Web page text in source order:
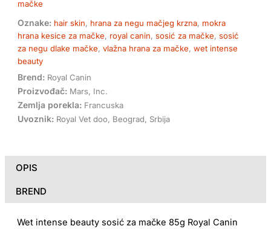
mačke
Oznake: hair skin, hrana za negu mačjeg krzna, mokra
hrana kesice za mačke, royal canin,sosić za mačke,sosić
za negu dlake mačke,vlažna hrana za mačke,wet intense
beauty
Brend: Royal Canin
Proizvođač: Mars, Inc.
Zemlja porekla: Francuska
Uvoznik: Royal Vet doo, Beograd, Srbija
OPIS
BREND
Wet intense beauty sosić za mačke 85g Royal Canin